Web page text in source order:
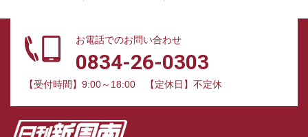
お電話でのお問い合わせ
0834-26-0303
【受付時間】9:00～18:00 【定休日】不定休